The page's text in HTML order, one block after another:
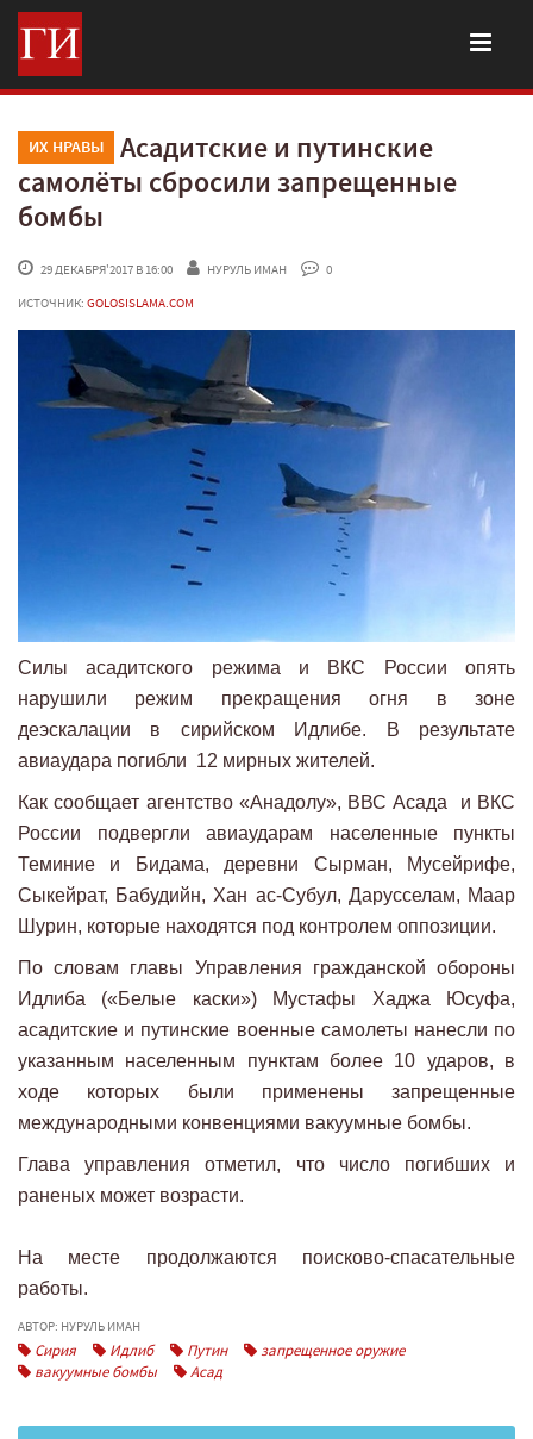
ИХ НРАВЫ
Асадитские и путинские
самолёты сбросили запрещенные
бомбы
29 ДЕКАБРЯ'2017 В 16:00 НУРУЛЬ ИМАН
0
ИСТОЧНИК: GOLOSISLAMA.COM
Силы асадитского режима и ВКС России опять
нарушили режим прекращения огня в зоне
деэскалации в сирийском Идлибе. В результате
авиаудара погибли 12 мирных жителей.
Как сообщает агентство «Анадолу», ВВС Асада и ВКС
России подвергли авиаударам населенные пункты
Теминие и Бидама, деревни Сырман, Мусейрифе,
Сыкейрат, Бабудийн, Хан ас-Субул, Дарусселам, Маар
Шурин, которые находятся под контролем оппозиции.
По словам главы Управления гражданской обороны
Идлиба («Белые каски») Мустафы Хаджа Юсуфа,
асадитские и путинские военные самолеты нанесли по
указанным населенным пунктам более 10 ударов, в
ходе которых были применены запрещенные
международными конвенциями вакуумные бомбы.
Глава управления отметил, что число погибших и
раненых может возрасти.
На месте продолжаются поисково-спасательные
работы.
АВТОР: НУРУЛЬ ИМАН
Сирия Идлиб Путин
запрещенное оружие
вакуумные бомбы
Асад